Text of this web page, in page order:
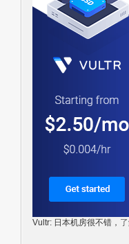
Vultr: 日本机房很不错，